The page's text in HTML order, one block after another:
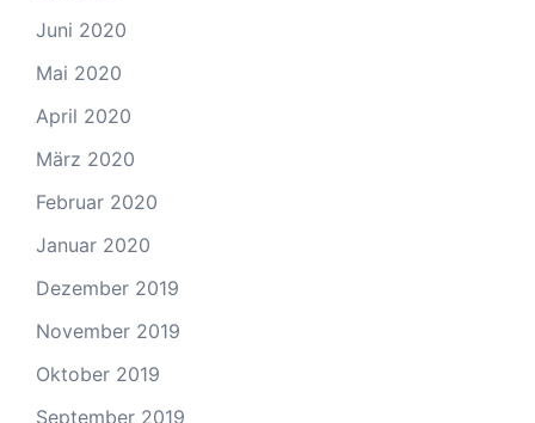
Juni 2020
Mai 2020
April 2020
März 2020
Februar 2020
Januar 2020
Dezember 2019
November 2019
Oktober 2019
September 2019